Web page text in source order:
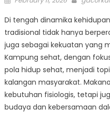
Di tengah dinamika
tradisional tidak hanya
juga sebagai kekuatan yang
Kampung sehat, dengan
pola hidup sehat, menjadi
kalangan masyarakat.
kebutuhan fisiologis, tetapi
budaya dan kebersamaan